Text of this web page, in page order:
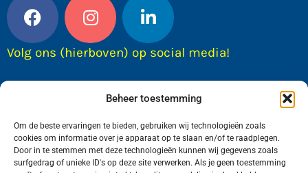
Beheer toestemming
Om de beste ervaringen te bieden, gebruiken wij technologieën zoals
cookies om informatie over je apparaat op te slaan en/of te raadplegen.
Door in te stemmen met deze technologieën kunnen wij gegevens zoals
surfgedrag of unieke ID's op deze site verwerken. Als je geen toestemming
Volg ons (hierboven) op social media!